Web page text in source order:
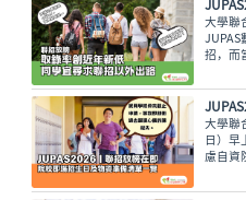
大學聯
招，而
佔整
使如此
留意聯
大學聯
日）早
慮自資
各大
讓大家